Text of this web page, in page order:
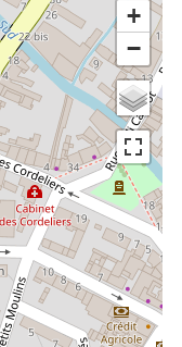
+
−